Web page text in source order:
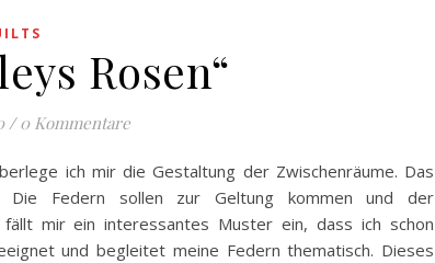
Rosen“
/ 0 Kommentare
ich mir die Gestaltung der Zwischenräume. Das
Federn sollen zur Geltung kommen und der
fällt mir ein interessantes Muster ein, dass ich schon
und begleitet meine Federn thematisch. Dieses